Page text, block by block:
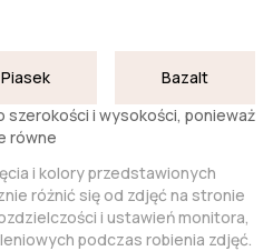
Piasek
Bazalt
szerokości i wysokości, ponieważ
równe
i kolory przedstawionych
różnić się od zdjęć na stronie
i ustawień monitora,
podczas robienia zdjęć.